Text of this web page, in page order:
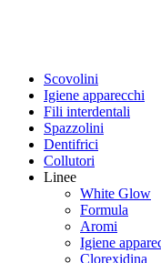
Scovolini
Igiene apparecchi
Fili interdentali
Spazzolini
Dentifrici
Collutori
Linee
White Glow
Formula
Aromi
Igiene
Clorexidina